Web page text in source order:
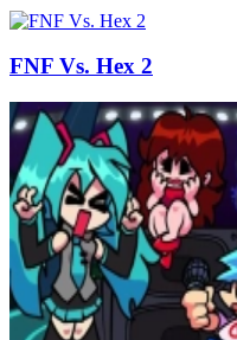
FNF Vs. Hex 2